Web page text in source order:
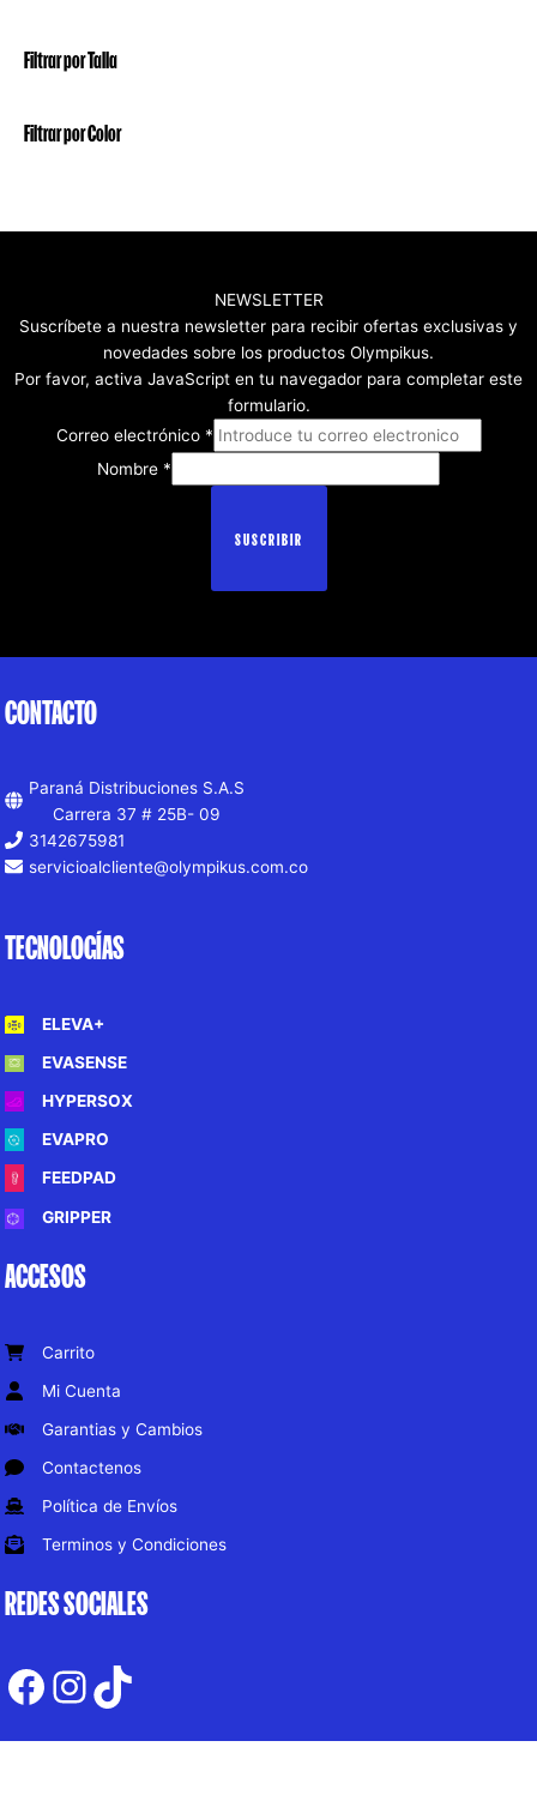
Filtrar por Talla
Filtrar por Color
NEWSLETTER
Suscríbete a nuestra newsletter para recibir ofertas exclusivas y
novedades sobre los productos Olympikus.
Por favor, activa JavaScript en tu navegador para completar este
formulario.
Correo electrónico *
Nombre *
SUSCRIBIR
CONTACTO
Paraná Distribuciones S.A.S
Carrera 37 # 25B- 09
3142675981
servicioalcliente@olympikus.com.co
TECNOLOGÍAS
ELEVA+
EVASENSE
HYPERSOX
EVAPRO
FEEDPAD
GRIPPER
ACCESOS
Carrito
Mi Cuenta
Garantias y Cambios
Contactenos
Política de Envíos
Terminos y Condiciones
REDES SOCIALES
Facebook
Instagram
TikTok